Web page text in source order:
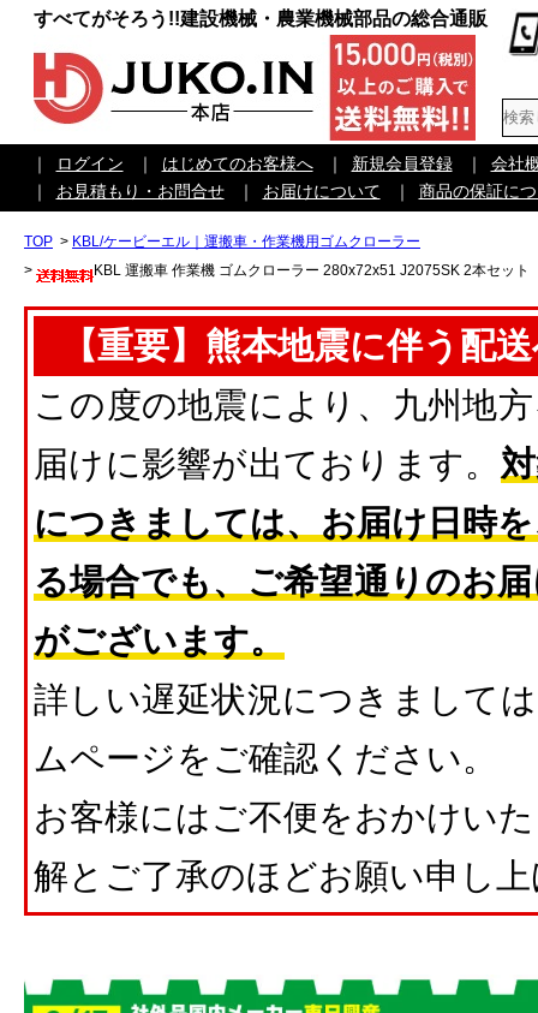
すべてがそろう!!建設機械・農業機械部品の総合通販
｜ ログイン ｜ はじめてのお客様へ ｜ 新規会員登録 ｜
会社
｜
お見積もり・お問合せ ｜ お届けについて ｜ 商品の保証に
TOP > KBL/ケービーエル｜運搬車・作業機用ゴムクローラー
>
KBL 運搬車 作業機 ゴムクローラー 280x72x51 J2075SK 2本セット
【重要】熊本地震に伴う配
この度の地震により、九州地
届けに影響が出ております。
につきましては、お届け日時
る場合でも、ご希望通りのお
がございます。
詳しい遅延状況につきまして
ムページをご確認ください。
お客様にはご不便をおかけい
解とご了承のほどお願い申し